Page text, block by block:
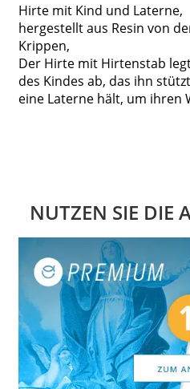
Hirte mit Kind und Laterne,
hergestellt aus Resin von
Krippen,
Der Hirte mit Hirtenstab
des Kindes ab, das ihn
eine Laterne hält, um ihren
NUTZEN SIE DIE